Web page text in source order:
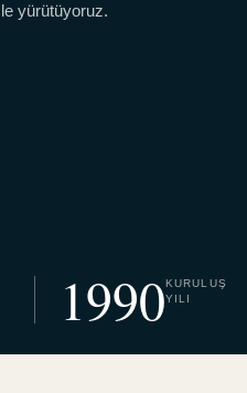
yürütüyoruz.
1990KURULUŞ
YILI